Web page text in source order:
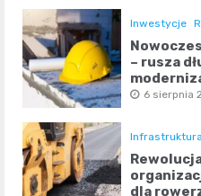
Inwestycje
– rusza
6 sierpnia
Infrastruktura
dla